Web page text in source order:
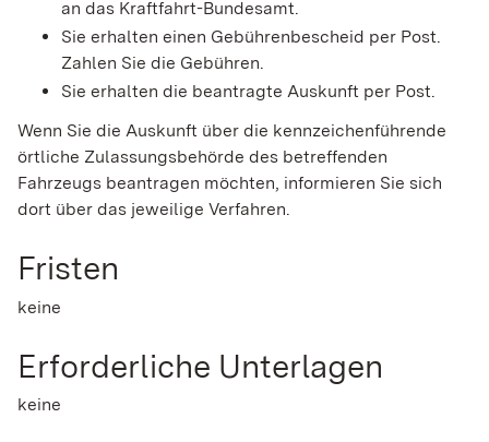
an das Kraftfahrt-Bundesamt.
Sie erhalten einen Gebührenbescheid per Post.
Zahlen Sie die Gebühren.
Sie erhalten die beantragte Auskunft per Post.
Wenn Sie die Auskunft über die kennzeichenführende
örtliche Zulassungsbehörde des betreffenden
Fahrzeugs beantragen möchten, informieren Sie sich
dort über das jeweilige Verfahren.
Fristen
keine
Erforderliche Unterlagen
keine